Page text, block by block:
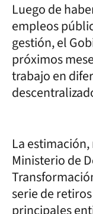
Luego de
empleos
gestión, el
próximos
trabajo en
La
Ministerio de
serie de